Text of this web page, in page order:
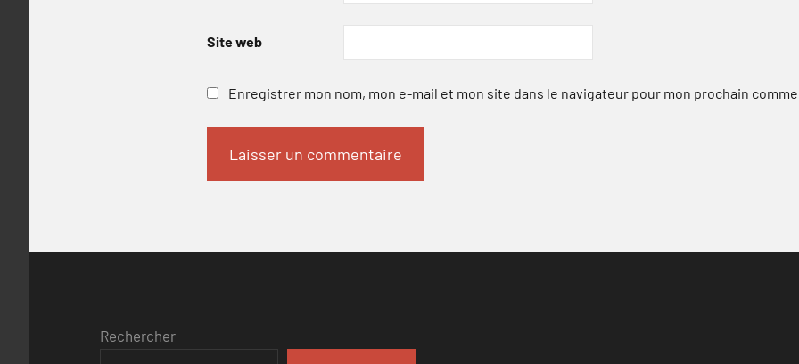
Site web
Enregistrer mon nom, mon e-mail et mon site dans le navigateur pour mon prochain
Rechercher